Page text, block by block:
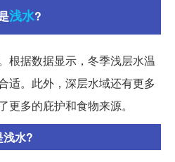
浅水?
根据数据显示，冬季浅层水温
适。此外，深层水域还有更多
多的庇护和食物来源。
浅水?